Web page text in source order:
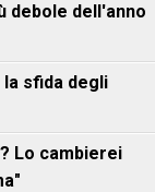
debole dell'anno
la sfida degli
Lo cambierei